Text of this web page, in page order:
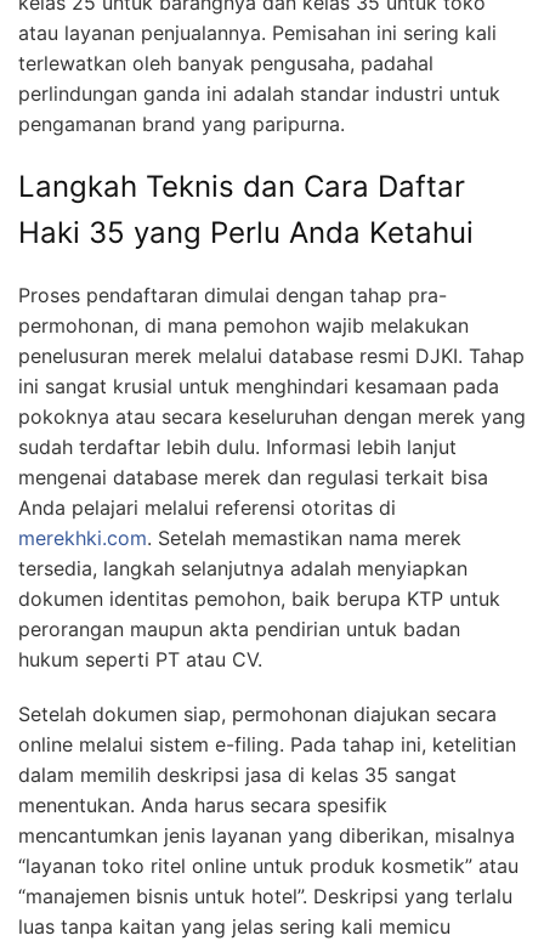
atau layanan penjualannya. Pemisahan ini sering kali
terlewatkan oleh banyak pengusaha, padahal
perlindungan ganda ini adalah standar industri untuk
pengamanan brand yang paripurna.
Langkah Teknis dan Cara Daftar
Haki 35 yang Perlu Anda Ketahui
Proses pendaftaran dimulai dengan tahap pra-
permohonan, di mana pemohon wajib melakukan
penelusuran merek melalui database resmi DJKI. Tahap
ini sangat krusial untuk menghindari kesamaan pada
pokoknya atau secara keseluruhan dengan merek yang
sudah terdaftar lebih dulu. Informasi lebih lanjut
mengenai database merek dan regulasi terkait bisa
Anda pelajari melalui referensi otoritas di
merekhki.com. Setelah memastikan nama merek
tersedia, langkah selanjutnya adalah menyiapkan
dokumen identitas pemohon, baik berupa KTP untuk
perorangan maupun akta pendirian untuk badan
hukum seperti PT atau CV.
Setelah dokumen siap, permohonan diajukan secara
online melalui sistem e-filing. Pada tahap ini, ketelitian
dalam memilih deskripsi jasa di kelas 35 sangat
menentukan. Anda harus secara spesifik
mencantumkan jenis layanan yang diberikan, misalnya
“layanan toko ritel online untuk produk kosmetik” atau
“manajemen bisnis untuk hotel”. Deskripsi yang terlalu
luas tanpa kaitan yang jelas sering kali memicu